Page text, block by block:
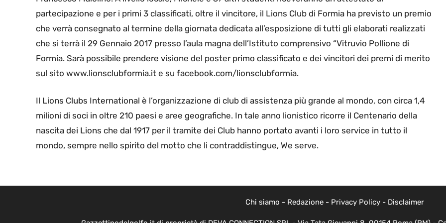
partecipazione e per i primi 3 classificati, oltre il vincitore, il Lions Club di Formia ha previsto un premio
che verrà consegnato al termine della giornata dedicata all’esposizione di tutti gli elaborati realizzati
che si terrà il 29 Gennaio 2017 presso l’aula magna dell’Istituto comprensivo “Vitruvio Pollione di
Formia. Sarà possibile prendere visione del poster primo classificato e dei vincitori dei premi di merito
sul sito www.lionsclubformia.it e su facebook.com/lionsclubformia.
Il Lions Clubs International è l’organizzazione di club di assistenza più grande al mondo, con circa 1,4
milioni di soci in oltre 210 paesi e aree geografiche. In tale anno lionistico ricorre il Centenario della
nascita dei Lions che dal 1917 per il tramite dei Club hanno portato avanti i loro service in tutto il
mondo, sempre nello spirito del motto che li contraddistingue, We serve.
Chi siamo - Redazione- Privacy Policy- Disclaimer